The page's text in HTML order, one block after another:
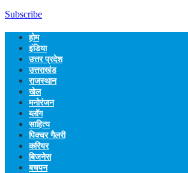
Subscribe
होम
इंडिया
उत्तर प्रदेश
उत्तराखंड
राजस्थान
खेल
मनोरंजन
ब्लॉग
साहित्य
पिक्चर गैलरी
करियर
बिजनेस
बचपन